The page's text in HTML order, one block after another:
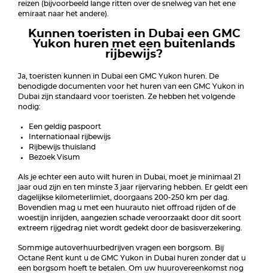
reizen (bijvoorbeeld lange ritten over de snelweg van het ene
emiraat naar het andere).
Kunnen toeristen in Dubai een GMC
Yukon huren met een buitenlands
rijbewijs?
Ja, toeristen kunnen in Dubai een GMC Yukon huren. De
benodigde documenten voor het huren van een GMC Yukon in
Dubai zijn standaard voor toeristen. Ze hebben het volgende
nodig:
Een geldig paspoort
Internationaal rijbewijs
Rijbewijs thuisland
Bezoek Visum
Als je echter een auto wilt huren in Dubai, moet je minimaal 21
jaar oud zijn en ten minste 3 jaar rijervaring hebben. Er geldt een
dagelijkse kilometerlimiet, doorgaans 200-250 km per dag.
Bovendien mag u met een huurauto niet offroad rijden of de
woestijn inrijden, aangezien schade veroorzaakt door dit soort
extreem rijgedrag niet wordt gedekt door de basisverzekering.
Sommige autoverhuurbedrijven vragen een borgsom. Bij
Octane Rent kunt u de GMC Yukon in Dubai huren zonder dat u
een borgsom hoeft te betalen. Om uw huurovereenkomst nog